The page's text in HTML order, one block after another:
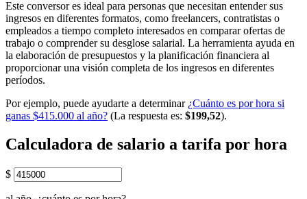
Este conversor es ideal para personas que necesitan entender sus
ingresos en diferentes formatos, como freelancers, contratistas o
empleados a tiempo completo interesados en comparar ofertas de
trabajo o comprender su desglose salarial. La herramienta ayuda en
la elaboración de presupuestos y la planificación financiera al
proporcionar una visión completa de los ingresos en diferentes
períodos.
Por ejemplo, puede ayudarte a determinar ¿Cuánto es por hora si
ganas $415.000 al año? (La respuesta es: $199,52).
Calculadora de salario a tarifa por hora
$